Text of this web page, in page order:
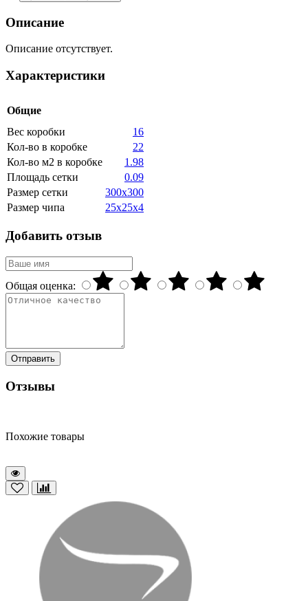
Описание
Описание отсутствует.
Характеристики
Общие
Вес коробки
16
Кол-во в коробке
22
Кол-во м2 в коробке
1.98
Площадь сетки
0.09
Размер сетки
300x300
Размер чипа
25x25x4
Добавить отзыв
Общая оценка:
Отправить
Отзывы
Похожие товары